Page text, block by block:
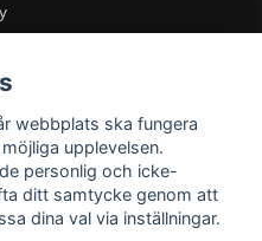
webbplats ska fungera
upplevelsen.
personlig och icke-
ditt samtycke genom att
dina val via inställningar.